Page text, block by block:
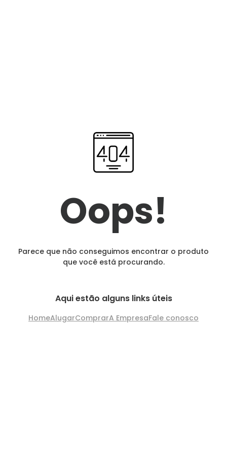
Oops!
Parece que não conseguimos encontrar o produto
que você está procurando.
Aqui estão alguns links úteis
HomeAlugarComprarA EmpresaFale conosco